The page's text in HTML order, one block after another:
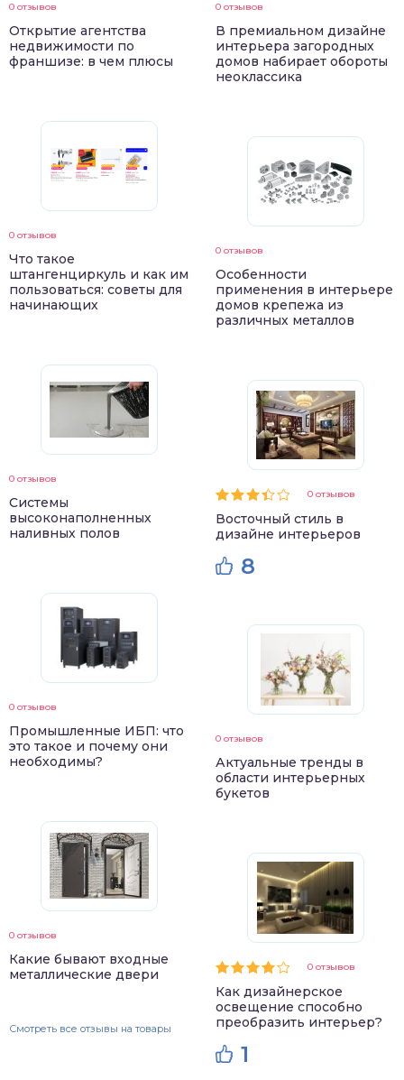
0 отзывов
Открытие агентства
недвижимости по
франшизе: в чем плюсы
0 отзывов
Что такое
штангенциркуль и как им
пользоваться: советы для
начинающих
0 отзывов
Системы
высоконаполненных
наливных полов
0 отзывов
Промышленные ИБП: что
это такое и почему они
необходимы?
0 отзывов
Какие бывают входные
металлические двери
Смотреть все отзывы на товары
0 отзывов
В премиальном дизайне
интерьера загородных
домов набирает обороты
неоклассика
0 отзывов
Особенности
применения в интерьере
домов крепежа из
различных металлов
0 отзывов
Восточный стиль в
дизайне интерьеров
8
0 отзывов
Актуальные тренды в
области интерьерных
букетов
0 отзывов
Как дизайнерское
освещение способно
преобразить интерьер?
1